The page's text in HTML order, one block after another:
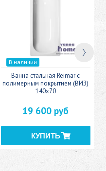
В наличии
Ванна стальная Reimar с
полимерным покрытием (ВИЗ)
140x70
19 600 руб